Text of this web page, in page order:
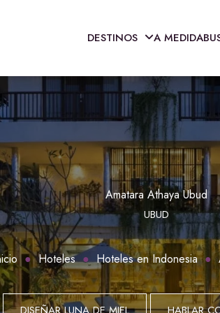
DESTINOS A MEDIDA
Amatara Athaya Ubud
UBUD
Hoteles Hoteles en Indonesia